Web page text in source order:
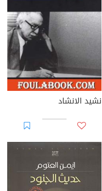
نشيد الانشاد